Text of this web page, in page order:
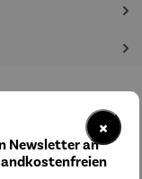
×
Newsletter an